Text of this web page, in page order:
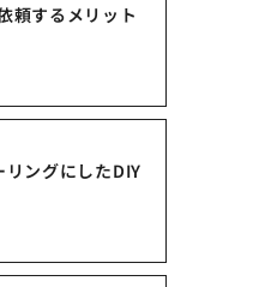
頼するメリット
ングにしたDIY